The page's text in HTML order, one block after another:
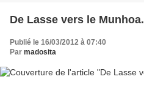
De Lasse vers le Munhoa.
Publié le 16/03/2012 à 07:40
Par madosita